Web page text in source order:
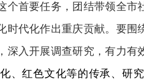
个首要任务，团结带领全
时代化作出重庆贡献。要
深入开展调查研究，有力有
、红色文化等的传承、研